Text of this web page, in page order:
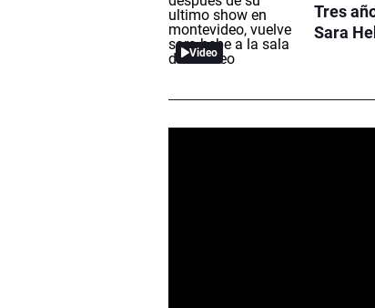
Video
Tres
Sara